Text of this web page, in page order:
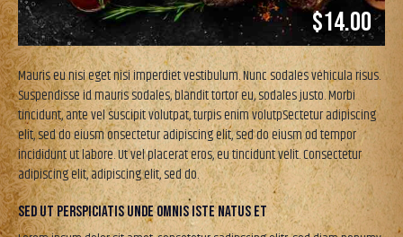
$14.00
Mauris eu nisi eget nisi imperdiet vestibulum. Nunc sodales vehicula risus.
Suspendisse id mauris sodales, blandit tortor eu, sodales justo. Morbi
tincidunt, ante vel suscipit volutpat, turpis enim volutpSectetur adipiscing
elit, sed do eiusm onsectetur adipiscing elit, sed do eiusm od tempor
incididunt ut labore. Ut vel placerat eros, eu tincidunt velit. Consectetur
adipiscing elit, adipiscing elit, sed do.
SED UT PERSPICIATIS UNDE OMNIS ISTE NATUS ET